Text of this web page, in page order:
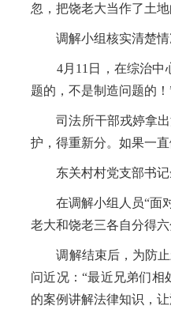
忽，把饶老大当作了土
调解小组核实清楚情
4月11日，在综治中心
题的，不是制造问题的！
司法所干部戎婷拿出
护，得重新分。如果一
东关村村党支部书记
在调解小组人员“面对
老大和饶老三各自分得
调解结束后，为防止
问近况：“最近兄弟们
的案例讲解法律知识，